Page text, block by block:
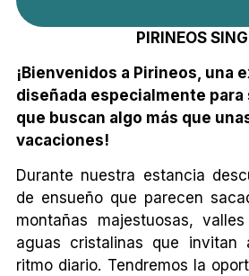
PIRINEOS
¡Bienvenidos a Pirineos, una
diseñada especialmente
que buscan algo más que
vacaciones!
Durante nuestra estancia
de ensueño que parecen
montañas majestuosas,
aguas cristalinas que invitan
ritmo diario. Tendremos la